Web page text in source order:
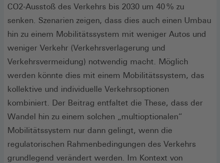
CO2-Ausstoß des Verkehrs bis 2030 um 40 % zu
senken. Szenarien zeigen, dass dies auch einen Umbau
hin zu einem Mobilitätssystem mit weniger Autos und
weniger Verkehr (Verkehrsverlagerung und
Verkehrsvermeidung) notwendig macht. Möglich
werden könnte dies mit einem Mobilitätssystem, das
kollektive und individuelle Verkehrsoptionen
kombiniert. Der Beitrag entfaltet die These, dass der
Wandel hin zu einem solchen „multioptionalen“
Mobilitätssystem nur dann gelingt, wenn die
regulatorischen Rahmenbedingungen des Verkehrs
grundlegend verändert werden. Im Kontext von